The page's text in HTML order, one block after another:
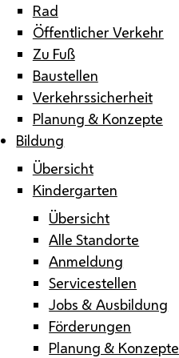
Rad
Öffentlicher Verkehr
Zu Fuß
Baustellen
Verkehrssicherheit
Planung & Konzepte
Bildung
Übersicht
Kindergarten
Übersicht
Alle Standorte
Anmeldung
Servicestellen
Jobs & Ausbildung
Förderungen
Planung & Konzepte